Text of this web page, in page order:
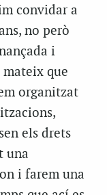
convidar a
no però
i
que
organitzat
els drets
una
i farem una